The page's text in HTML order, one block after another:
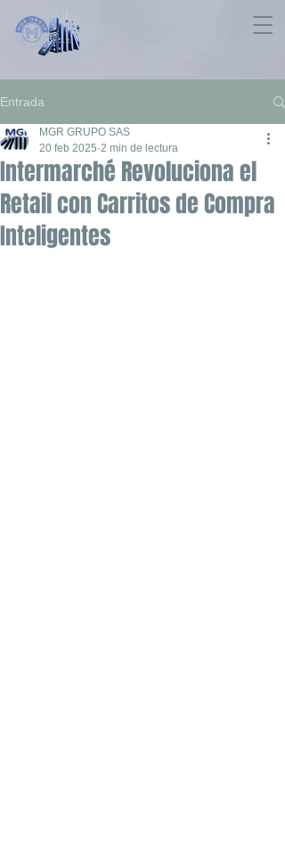
Entrada
Intermarché Revoluciona el
Retail con Carritos de Compra
Inteligentes
MGR GRUPO SAS
20 feb 2025 2 min de lectura